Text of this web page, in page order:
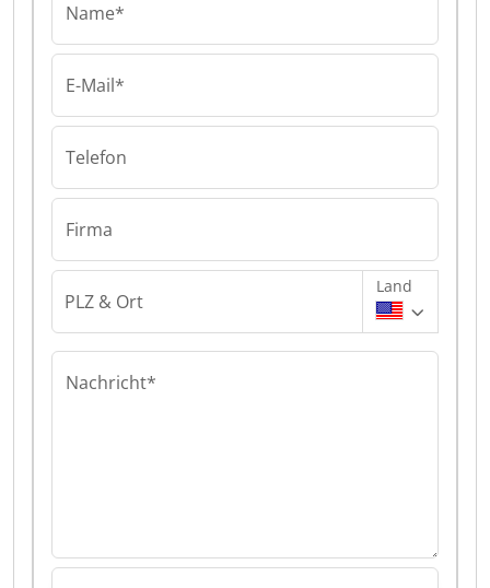
Name*
E-Mail*
Telefon
Firma
PLZ & Ort
Land
Nachricht*